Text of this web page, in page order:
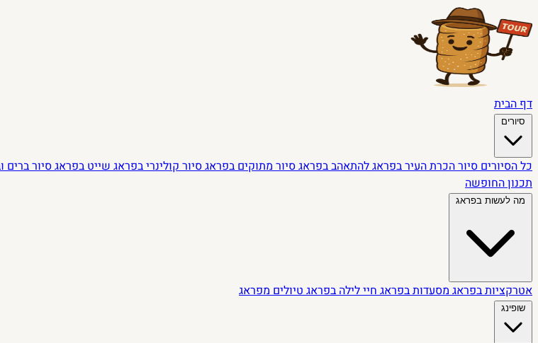
דף הבית
סיורים
כל הסיוריםסיור הכרת העיר בפראגלהתאהב בפראגסיור מתוקים בפראגסיור קולינרי בפראגשייט בפראגסיור ברים
תכנון החופשה
מה לעשות בפראג
אטרקציות בפראגמסעדות בפראגחיי לילה בפראגטיולים מפראג
שופינג